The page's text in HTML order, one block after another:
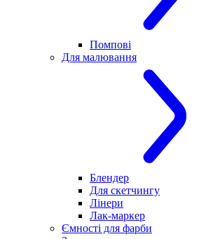
Помпові
Для малювання
Блендер
Для скетчингу
Лінери
Лак-маркер
Ємності для фарби